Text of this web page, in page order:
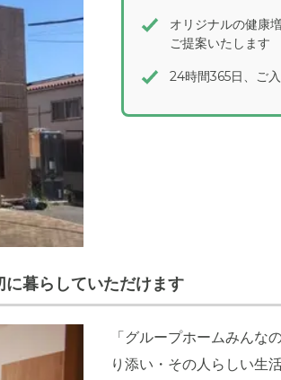
オリジナルの健康
ご提案いたします
24時間365日、ご
暮らしていただけます
「グループホームみんな
り添い・その人らしい生